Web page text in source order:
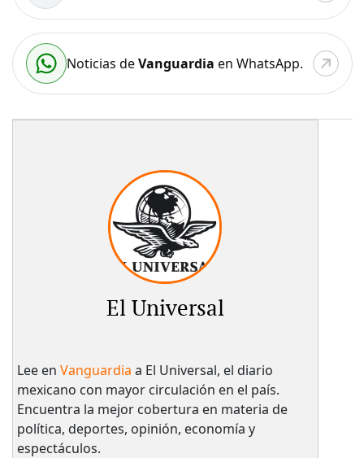
Noticias deVanguardia en WhatsApp.
El Universal
Lee en Vanguardia a El Universal, el diario
mexicano con mayor circulación en el país.​
Encuentra la mejor cobertura en materia de
política, deportes, opinión, economía y
espectáculos.